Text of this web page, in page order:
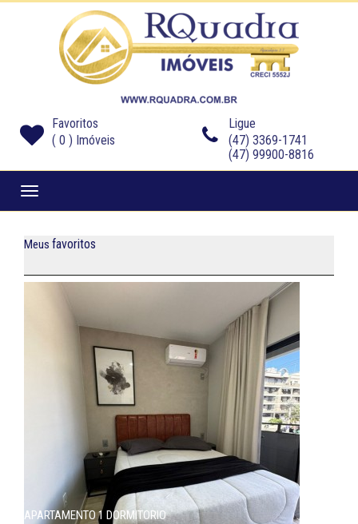
Favoritos
( 0 ) Imóveis
Ligue
(47) 3369-1741
(47) 99900-8816
Navegaçåo
Meus favoritos
APARTAMENTO 1 DORMITORIO